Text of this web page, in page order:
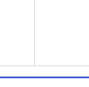
nicht für
Hilfe zu
Entwickler